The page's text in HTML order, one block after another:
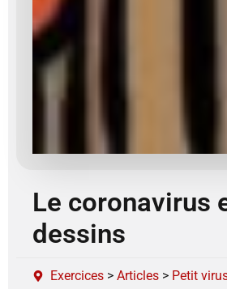
Le coronavirus
dessins
Exercices > Articles > Petit